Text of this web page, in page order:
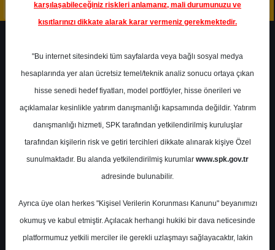
Ana Sayfa Raporlar
Deniz Yatırım
Rapor Detay
TABGD - Toplantı Notları
Deniz Yatırım 05 Mart 2025
karşılaşabileceğiniz riskleri anlamanız, mali durumunuzu ve
kısıtlarınızı dikkate alarak karar vermeniz gerekmektedir.
"Bu internet sitesindeki tüm sayfalarda veya bağlı sosyal medya
hesaplarında yer alan ücretsiz temel/teknik analiz sonucu ortaya çıkan
hisse senedi hedef fiyatları, model portföyler, hisse önerileri ve
açıklamalar kesinlikle yatırım danışmanlığı kapsamında değildir. Yatırım
danışmanlığı hizmeti, SPK tarafından yetkilendirilmiş kuruluşlar
tarafından kişilerin risk ve getiri tercihleri dikkate alınarak kişiye Özel
sunulmaktadır. Bu alanda yetkilendirilmiş kurumlar www.spk.gov.tr
adresinde bulunabilir.
Ayrıca üye olan herkes "Kişisel Verilerin Korunması Kanunu" beyanımızı
okumuş ve kabul etmiştir. Açılacak herhangi hukiki bir dava neticesinde
platformumuz yetkili merciler ile gerekli uzlaşmayı sağlayacaktır, lakin